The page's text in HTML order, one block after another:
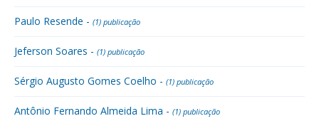
Paulo Resende - (1) publicação
Jeferson Soares - (1) publicação
Sérgio Augusto Gomes Coelho - (1) publicação
Antônio Fernando Almeida Lima - (1) publicação